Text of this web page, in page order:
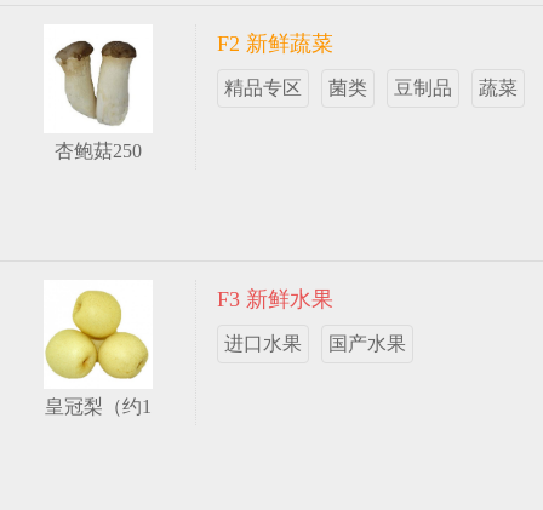
杏鲍菇250
F2 新鲜蔬菜
精品专区 菌类 豆制品 蔬菜
皇冠梨（约1
F3 新鲜水果
进口水果 国产水果